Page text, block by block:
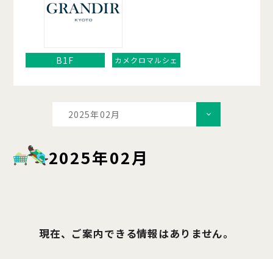
B1F カメクロマルシェ
2025年02月
2025年02月
現在、ご案内できる情報はありません。